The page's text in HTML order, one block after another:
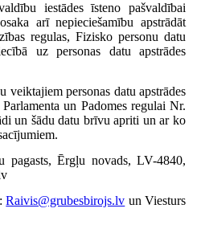
iestādes īsteno pašvaldībai
arī nepieciešamību apstrādāt
regulas, Fizisko personu datu
uz personas datu apstrādes
personas datu apstrādes
un Padomes regulai Nr.
un šādu datu brīvu apriti un ar ko
pagasts, Ērgļu novads, LV-4840,
Raivis@grubesbirojs.lv un Viesturs